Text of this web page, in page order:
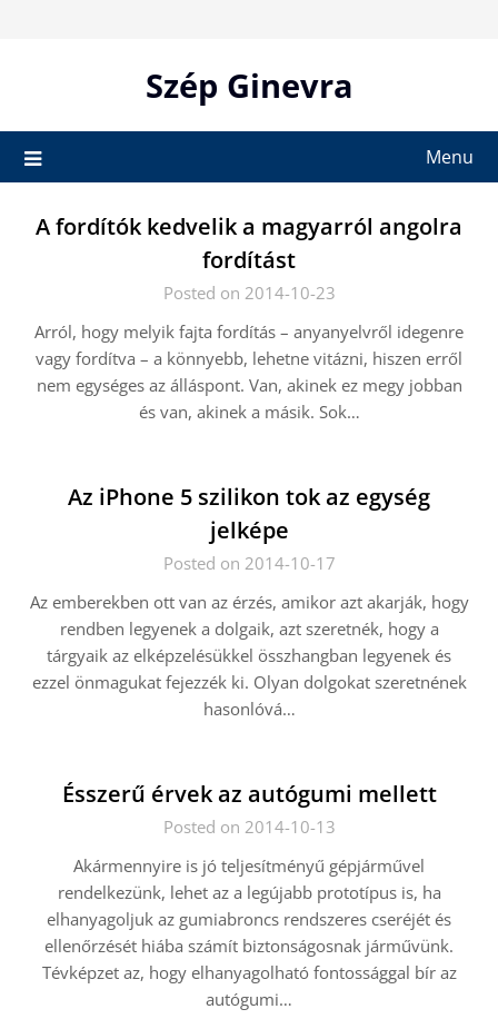
Szép Ginevra
Menu
A fordítók kedvelik a magyarról angolra
fordítást
Posted on 2014-10-23
Arról, hogy melyik fajta fordítás – anyanyelvről idegenre
vagy fordítva – a könnyebb, lehetne vitázni, hiszen erről
nem egységes az álláspont. Van, akinek ez megy jobban
és van, akinek a másik. Sok…
Az iPhone 5 szilikon tok az egység
jelképe
Posted on 2014-10-17
Az emberekben ott van az érzés, amikor azt akarják, hogy
rendben legyenek a dolgaik, azt szeretnék, hogy a
tárgyaik az elképzelésükkel összhangban legyenek és
ezzel önmagukat fejezzék ki. Olyan dolgokat szeretnének
hasonlóvá…
Ésszerű érvek az autógumi mellett
Posted on 2014-10-13
Akármennyire is jó teljesítményű gépjárművel
rendelkezünk, lehet az a legújabb prototípus is, ha
elhanyagoljuk az gumiabroncs rendszeres cseréjét és
ellenőrzését hiába számít biztonságosnak járművünk.
Tévképzet az, hogy elhanyagolható fontossággal bír az
autógumi…